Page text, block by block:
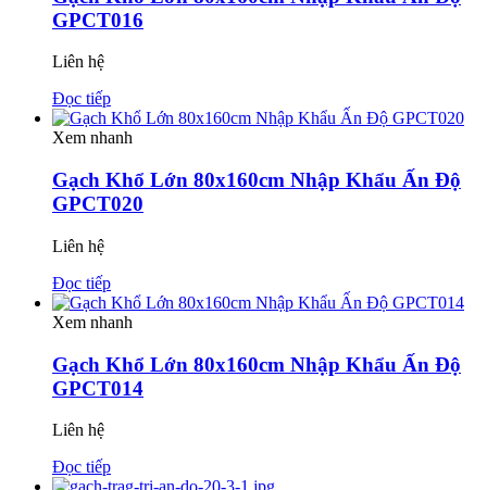
GPCT016
Liên hệ
Đọc tiếp
Xem nhanh
Gạch Khổ Lớn 80x160cm Nhập Khẩu Ấn Độ
GPCT020
Liên hệ
Đọc tiếp
Xem nhanh
Gạch Khổ Lớn 80x160cm Nhập Khẩu Ấn Độ
GPCT014
Liên hệ
Đọc tiếp